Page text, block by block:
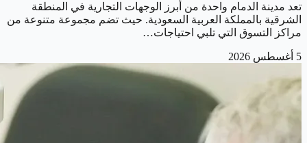
تعد مدينة الدمام واحدة من أبرز الوجهات التجارية في المنطقة
الشرقية بالمملكة العربية السعودية. حيث تضم مجموعة متنوعة من
مراكز التسوق التي تلبي احتياجات…
5 أغسطس 2026